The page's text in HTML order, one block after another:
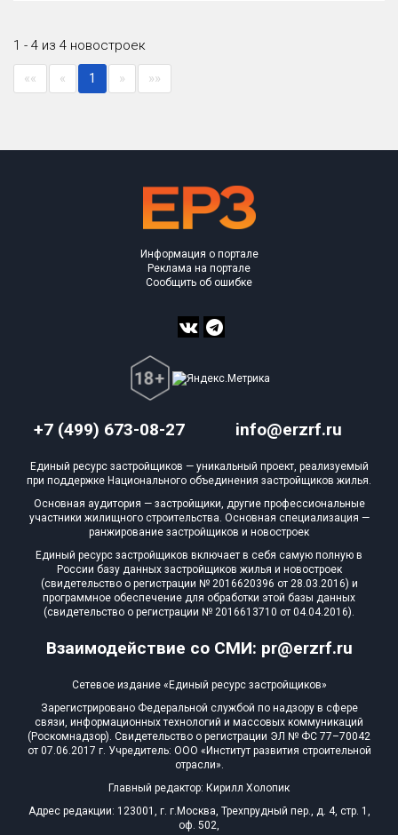
1 - 4 из 4 новостроек
«« « 1 » »»
+7 (499) 673-08-27 info@erzrf.ru
Взаимодействие со СМИ: pr@erzrf.ru
Информация о портале
Реклама на портале
Сообщить об ошибке
Единый ресурс застройщиков — уникальный проект, реализуемый
при поддержке Национального объединения застройщиков жилья.
Основная аудитория — застройщики, другие профессиональные
участники жилищного строительства. Основная специализация —
ранжирование застройщиков и новостроек
Единый ресурс застройщиков включает в себя самую полную в
России базу данных застройщиков жилья и новостроек
(свидетельство о регистрации № 2016620396 от 28.03.2016) и
программное обеспечение для обработки этой базы данных
(свидетельство о регистрации № 2016613710 от 04.04.2016).
Сетевое издание «Единый ресурс застройщиков»
Зарегистрировано Федеральной службой по надзору в сфере
связи, информационных технологий и массовых коммуникаций
(Роскомнадзор). Свидетельство о регистрации ЭЛ № ФС 77–70042
от 07.06.2017 г. Учредитель: ООО «Институт развития строительной
отрасли».
Главный редактор: Кирилл Холопик
Адрес редакции: 123001, г. г.Москва, Трехпрудный пер., д. 4, стр. 1,
оф. 502,